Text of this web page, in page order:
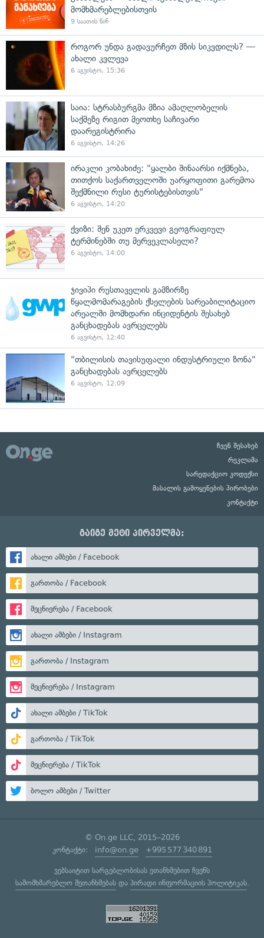
მომხმარებლებისთვის
9 საათის წინ
როგორ უნდა გადავურჩეთ მზის სიკვდილს? —
ახალი კვლევა
6 აგვისტო, 15:36
საია: სტრასბურგმა მზია ამაღლობელის
საქმეზე რიგით მეოთხე საჩივარი
დაარეგისტრირა
6 აგვისტო, 14:26
ირაკლი კობახიძე: "ყალბი შინაარსი იქმნება,
თითქოს საქართველოში უარყოფითი გარემოა
შექმნილი რუსი ტურისტებისთვის"
6 აგვისტო, 14:20
ქვიზი: შენ უკეთ ერკვევი გეოგრაფიულ
ტერმინებში თუ მერვეკლასელი?
6 აგვისტო, 14:00
ჯივიპი რუსთაველის გამზირზე
წყალმომარაგების ქსელების სარეაბილიტაციო
არეალში მომხდარი ინციდენტის შესახებ
განცხადებას ავრცელებს
6 აგვისტო, 12:40
"თბილისის თავისუფალი ინდუსტრიული ზონა"
განცხადებას ავრცელებს
6 აგვისტო, 12:09
ჩვენ შესახებ
რეკლამა
სარედაქციო კოდექსი
მასალის გამოყენების პირობები
კონტაქტი
გაიგე მეტი პირველმა:
ახალი ამბები / Facebook
გართობა / Facebook
მეცნიერება / Facebook
ახალი ამბები / Instagram
გართობა / Instagram
მეცნიერება / Instagram
ახალი ამბები / TikTok
გართობა / TikTok
მეცნიერება / TikTok
ბოლო ამბები / Twitter
© On.ge LLC, 2015–2026
კონტაქტი: info@on.ge +995 577 340 891
ვებსაიტით სარგებლობისას ეთანხმებით ჩვენს
სამომხმარებლო შეთანხმებასდა პირადი ინფორმაციის პოლიტიკას.